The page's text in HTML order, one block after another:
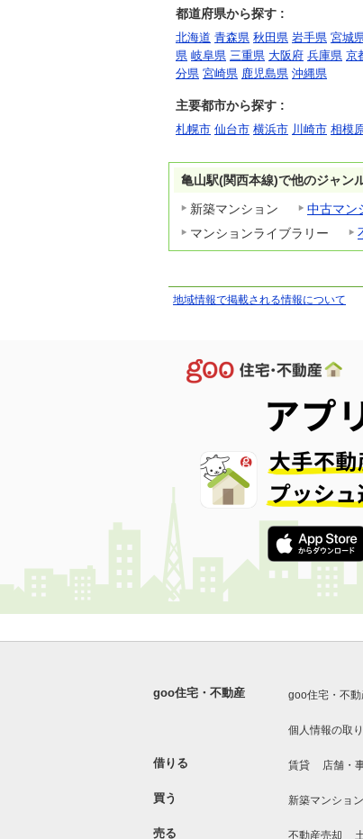
都道府県から探す :
北海道 青森県 秋田県 岩手県 宮城
県 岐阜県 三重県 大阪府 兵庫県 京
分県 宮崎県 鹿児島県 沖縄県
主要都市から探す :
札幌市 仙台市 横浜市 川崎市 相模
亀山駅(関西本線)で他のジャン
新築マンション
中古マン
マンションライブラリー
地域情報で掲載される情報について
goo住宅・不動産 goo住宅・不動
個人情報の取
借りる 賃貸 店舗・
買う 新築マンション
売る 不動産売却